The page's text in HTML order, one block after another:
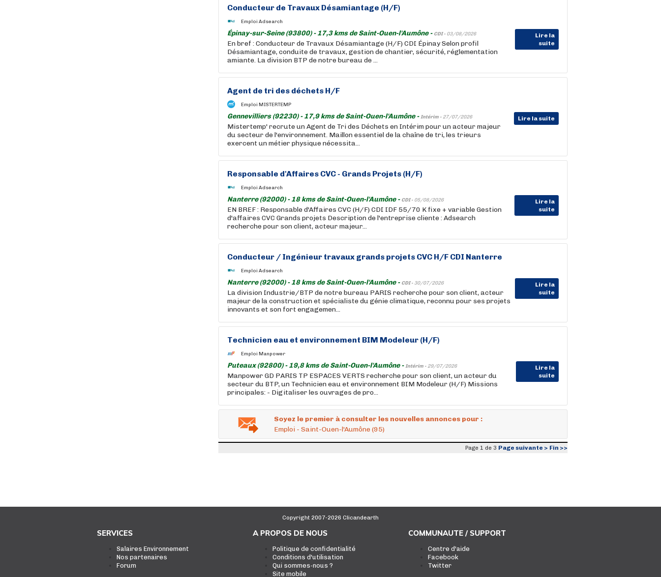
Conducteur de Travaux Désamiantage (H/F)
Emploi Adsearch
Épinay-sur-Seine (93800) - 17,3 kms de Saint-Ouen-l'Aumône - CDI - 03/08/2026
Lire la
suite
En bref : Conducteur de Travaux Désamiantage (H/F) CDI Épinay Selon profil
Désamiantage, conduite de travaux, gestion de chantier, sécurité, réglementation
amiante. La division BTP de notre bureau de ...
Agent de tri des déchets H/F
Emploi MISTERTEMP
Gennevilliers (92230) - 17,9 kms de Saint-Ouen-l'Aumône -Intérim - 27/07/2026 Lire la suite
Mistertemp' recrute un Agent de Tri des Déchets en Intérim pour un acteur majeur
du secteur de l'environnement. Maillon essentiel de la chaîne de tri, les trieurs
exercent un métier physique nécessita...
Responsable d'Affaires CVC - Grands Projets (H/F)
Emploi Adsearch
Nanterre (92000) - 18 kms de Saint-Ouen-l'Aumône - CDI - 05/08/2026
Lire la
suite
EN BREF : Responsable d'Affaires CVC (H/F) CDI IDF 55/70 K fixe + variable Gestion
d'affaires CVC Grands projets Description de l'entreprise cliente : Adsearch
recherche pour son client, acteur majeur...
Conducteur / Ingénieur travaux grands projets CVC H/F CDI Nanterre
Emploi Adsearch
Nanterre (92000) - 18 kms de Saint-Ouen-l'Aumône - CDI - 30/07/2026
Lire la
suite
La division Industrie/BTP de notre bureau PARIS recherche pour son client, acteur
majeur de la construction et spécialiste du génie climatique, reconnu pour ses projets
innovants et son fort engagemen...
Technicien eau et environnement BIM Modeleur (H/F)
Emploi Manpower
Puteaux (92800) - 19,8 kms de Saint-Ouen-l'Aumône -Intérim - 29/07/2026
Lire la
suite
Manpower GD PARIS TP ESPACES VERTS recherche pour son client, un acteur du
secteur du BTP, un Technicien eau et environnement BIM Modeleur (H/F) Missions
principales: - Digitaliser les ouvrages de pro...
Soyez le premier à consulter les nouvelles annonces pour :
Emploi - Saint-Ouen-l'Aumône (95)
Page 1 de 3 Page suivante > Fin >>
Copyright 2007-2026 Clicandearth
SERVICES
Salaires Environnement
Nos partenaires
Forum
A PROPOS DE NOUS
Politique de confidentialité
Conditions d'utilisation
Qui sommes-nous ?
Site mobile
COMMUNAUTE / SUPPORT
Centre d'aide
Facebook
Twitter